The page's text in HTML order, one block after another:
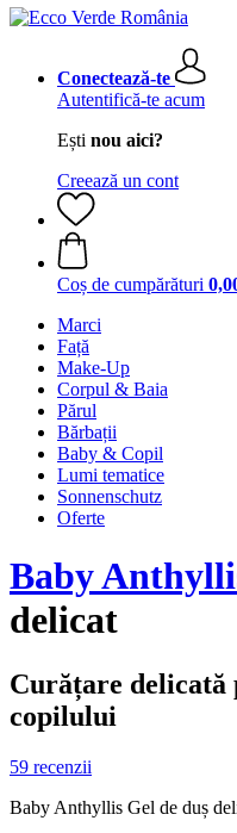
Conectează-te
Autentifică-te acum
Ești nou aici?
Creează un cont
Coș de cumpărături
Marci
Față
Make-Up
Corpul & Baia
Părul
Bărbații
Baby & Copil
Lumi tematice
Sonnenschutz
Oferte
Baby
delicat
Curățare delicată
copilului
59 recenzii
Baby Anthyllis Gel de duș